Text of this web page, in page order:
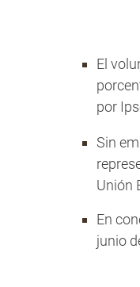
El
por
Sin
Unión
En
junio